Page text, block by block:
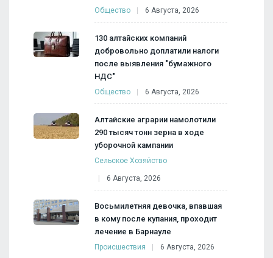
Общество 6 Августа, 2026
130 алтайских компаний
добровольно доплатили налоги
после выявления "бумажного
НДС"
Общество 6 Августа, 2026
Алтайские аграрии намолотили
290 тысяч тонн зерна в ходе
уборочной кампании
Сельское Хозяйство
6 Августа, 2026
Восьмилетняя девочка, впавшая
в кому после купания, проходит
лечение в Барнауле
Происшествия 6 Августа, 2026